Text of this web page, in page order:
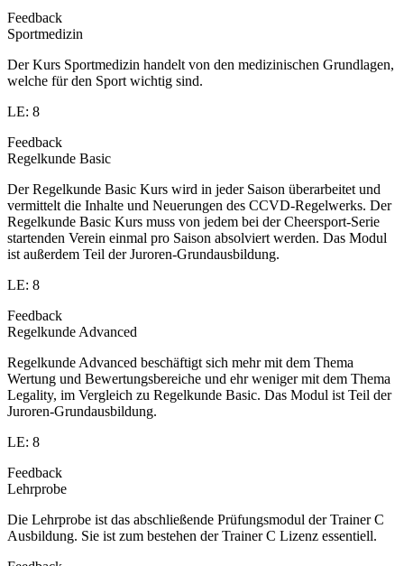
Feedback
Sportmedizin
Der Kurs Sportmedizin handelt von den medizinischen Grundlagen,
welche für den Sport wichtig sind.
LE: 8
Feedback
Regelkunde Basic
Der Regelkunde Basic Kurs wird in jeder Saison überarbeitet und
vermittelt die Inhalte und Neuerungen des CCVD-Regelwerks. Der
Regelkunde Basic Kurs muss von jedem bei der Cheersport-Serie
startenden Verein einmal pro Saison absolviert werden. Das Modul
ist außerdem Teil der Juroren-Grundausbildung.
LE: 8
Feedback
Regelkunde Advanced
Regelkunde Advanced beschäftigt sich mehr mit dem Thema
Wertung und Bewertungsbereiche und ehr weniger mit dem Thema
Legality, im Vergleich zu Regelkunde Basic. Das Modul ist Teil der
Juroren-Grundausbildung.
LE: 8
Feedback
Lehrprobe
Die Lehrprobe ist das abschließende Prüfungsmodul der Trainer C
Ausbildung. Sie ist zum bestehen der Trainer C Lizenz essentiell.